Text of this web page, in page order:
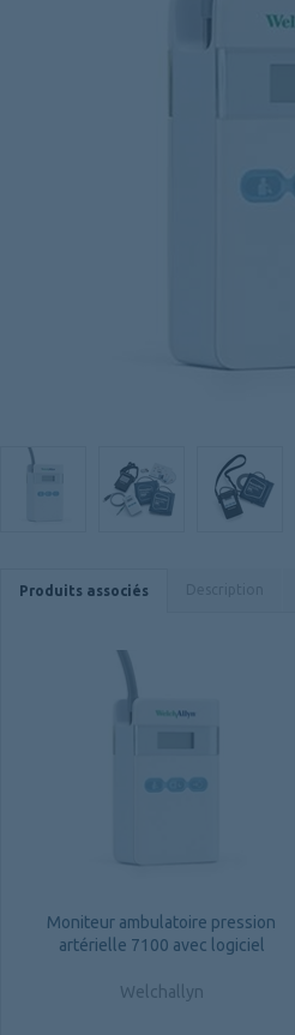
Produits associés
Moniteur ambulatoire pression
artérielle 7100 avec logiciel
Welchallyn